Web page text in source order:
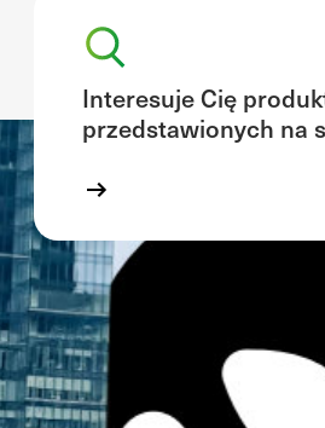
Interesuje Cię
przedstawionych na